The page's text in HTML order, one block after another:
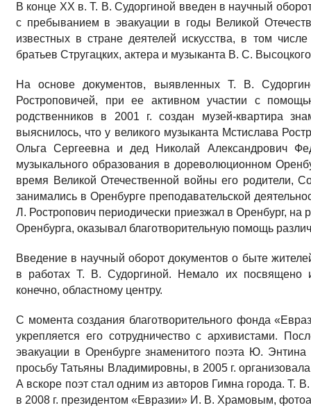
В конце ХХ в. Т. В. Судоргиной введен в научный
с пребыванием в эвакуации в годы Великой
известных в стране деятелей искусства, в том
братьев Стругацких, актера и музыканта В. С.
На основе документов, выявленных Т. В.
Ростроповичей, при ее активном участии с
родственников в 2001 г. создан музей-квартира
выяснилось, что у великого музыканта Мстислава
Ольга Сергеевна и дед Николай Александрович
музыкального образования в дореволюционном
время Великой Отечественной войны его родители,
занимались в Оренбурге преподавательской
Л. Ростропович периодически приезжал в Оренбург, на
Оренбурга, оказывал благотворительную помощь
Введение в научный оборот документов о быте
в работах Т. В. Судоргиной. Немало их посвящено
конечно, областному центру.
С момента создания благотворительного фонда
укрепляется его сотрудничество с архивистами.
эвакуации в Оренбурге знаменитого поэта Ю.
просьбу Татьяны Владимировны, в 2005 г.
А вскоре поэт стал одним из авторов Гимна города. Т.
в 2008 г. президентом «Евразии» И. В. Храмовым,